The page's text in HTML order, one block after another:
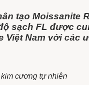
tạo Moissanite
sạch FL được
Việt Nam với các
cương tự nhiên